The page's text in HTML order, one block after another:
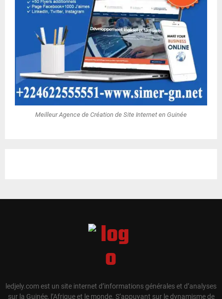
Meilleur Agence de Création de Site Internet en Guinée
ledjely.com est un site internet d’informations générales et d’analyses
sur la Guinée, l’Afrique et le monde. S’appuyant sur le dynamisme de